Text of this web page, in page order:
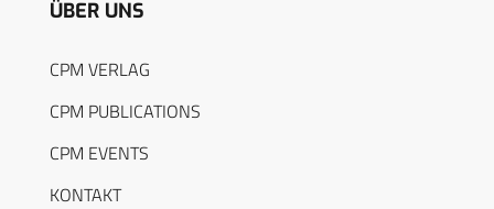
ÜBER UNS
CPM VERLAG
CPM PUBLICATIONS
CPM EVENTS
KONTAKT